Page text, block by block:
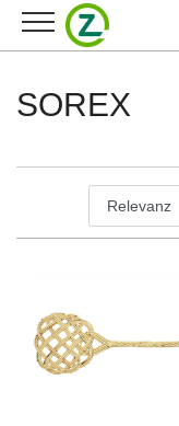
SOREX